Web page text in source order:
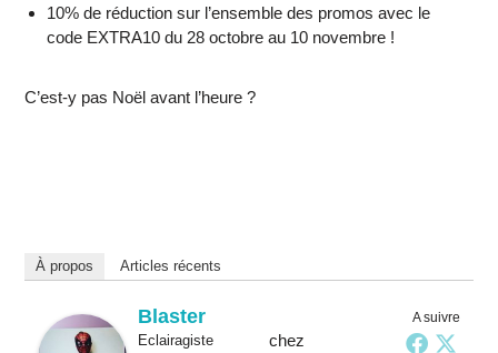
10% de réduction sur l’ensemble des promos avec le
code EXTRA10du 28 octobre au 10 novembre !
C’est-y pas Noël avant l’heure ?
À propos Articles récents
A suivre
Blaster
Eclairagistechez